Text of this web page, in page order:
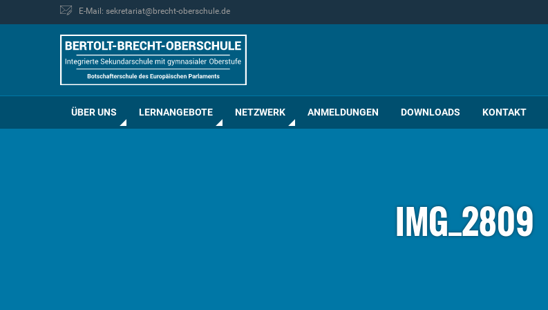
E-Mail: sekretariat@brecht-oberschule.de
ÜBER UNS LERNANGEBOTE NETZWERK ANMELDUNGEN DOWNLOADS KONTAKT
IMG_2809